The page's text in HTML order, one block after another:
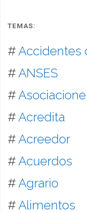
TEMAS:
# Accidentes
# ANSES
#
# Acredita
# Acreedor
# Acuerdos
# Agrario
# Alimentos